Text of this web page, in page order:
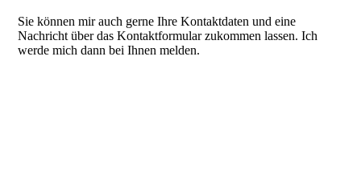
Sie können mir auch gerne Ihre Kontaktdaten und eine
Nachricht über das Kontaktformular zukommen lassen. Ich
werde mich dann bei Ihnen melden.